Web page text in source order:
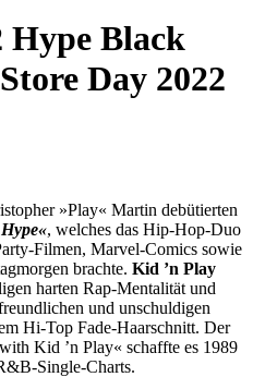
Hype Black
Day 2022
»Play« Martin debütierten
, welches das Hip-Hop-Duo
Filmen, Marvel-Comics sowie
brachte. Kid ’n Play
harten Rap-Mentalität und
und unschuldigen
Hi-Top Fade-Haarschnitt. Der
Kid ’n Play« schaffte es 1989
Single-Charts.